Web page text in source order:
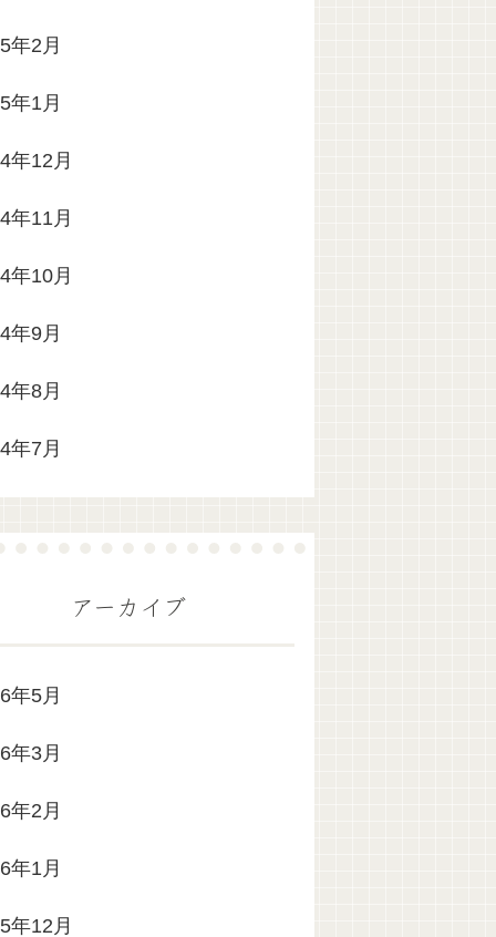
年2月
年1月
年12月
年11月
年10月
年9月
年8月
年7月
アーカイブ
年5月
年3月
年2月
年1月
年12月